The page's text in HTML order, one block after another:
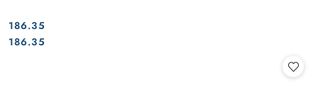
Cena:
186.35
Cena:
186.35